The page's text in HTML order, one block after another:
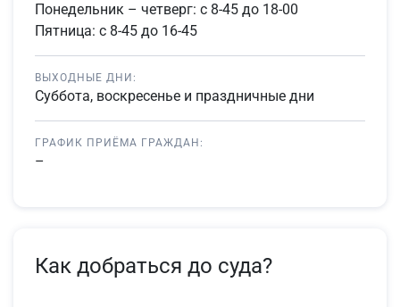
Понедельник – четверг: с 8-45 до 18-00
Пятница: с 8-45 до 16-45
ВЫХОДНЫЕ ДНИ:
Суббота, воскресенье и праздничные дни
ГРАФИК ПРИЁМА ГРАЖДАН:
–
Как добраться до суда?